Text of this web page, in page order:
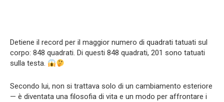
Detiene il record per il maggior numero di quadrati tatuati sul
corpo: 848 quadrati. Di questi 848 quadrati, 201 sono tatuati
sulla testa.
Secondo lui, non si trattava solo di un cambiamento esteriore
— è diventata una filosofia di vita e un modo per affrontare i